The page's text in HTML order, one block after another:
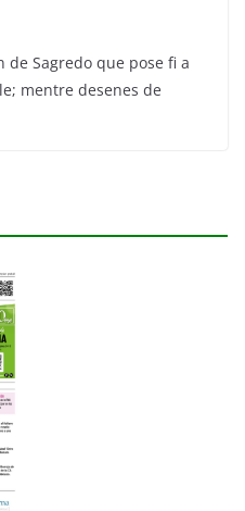
de Sagredo que pose fi a
mentre desenes de